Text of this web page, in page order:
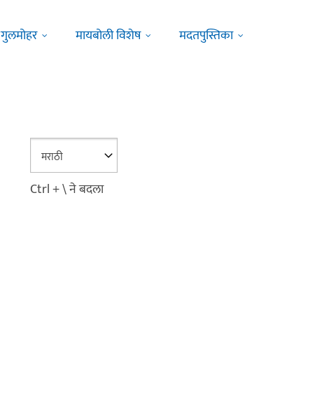
गुलमोहर मायबोली विशेष मदतपुस्तिका
Ctrl + \ ने बदला